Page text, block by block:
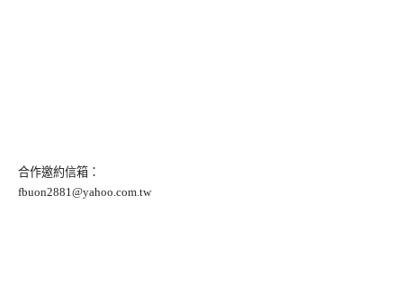
合作邀約信箱：
fbuon2881@yahoo.com.tw